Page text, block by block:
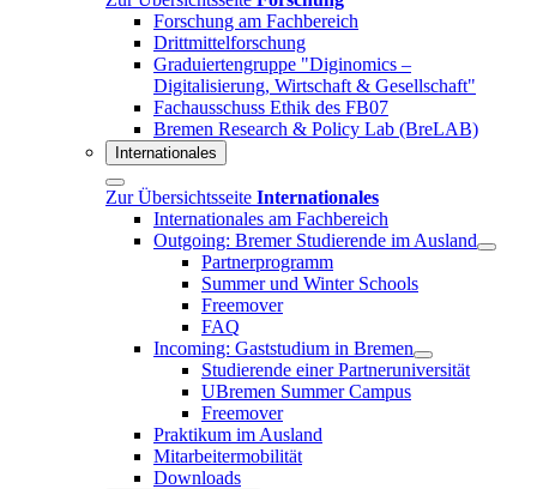
Forschung am Fachbereich
Drittmittelforschung
Graduiertengruppe "Diginomics –
Digitalisierung, Wirtschaft & Gesellschaft"
Fachausschuss Ethik des FB07
Bremen Research & Policy Lab (BreLAB)
Internationales
Zur Übersichtsseite Internationales
Internationales am Fachbereich
Outgoing: Bremer Studierende im Ausland
Partnerprogramm
Summer und Winter Schools
Freemover
FAQ
Incoming: Gaststudium in Bremen
Studierende einer Partneruniversität
UBremen Summer Campus
Freemover
Praktikum im Ausland
Mitarbeitermobilität
Downloads